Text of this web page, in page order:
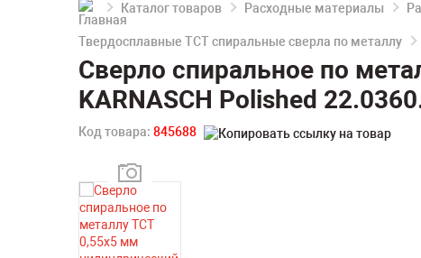
Каталог товаров Расходные материалы
Твердосплавные TCT спиральные сверла по металлу
Сверло спиральное по
KARNASCH Polished
Код товара: 845688